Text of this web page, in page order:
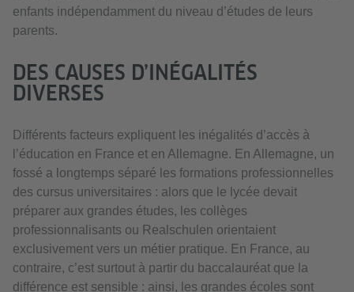
enfants indépendamment du niveau d’études de leurs
parents.
DES CAUSES D’INÉGALITÉS
DIVERSES
Différents facteurs expliquent les inégalités d’accès à
l’éducation en France et en Allemagne. En Allemagne, un
fossé a longtemps séparé les formations professionnelles
des cursus universitaires : alors que le lycée devait
préparer aux grandes études, les collèges
professionnalisants ou Realschulen orientaient
exclusivement vers un métier pratique. En France, au
contraire, c’est surtout à partir du baccalauréat que la
différence est sensible : ainsi, les grandes écoles sont